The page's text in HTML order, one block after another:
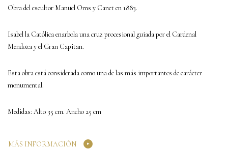
Obra del escultor Manuel Oms y Canet en 1883.
Isabel la Católica enarbola una cruz procesional guiada por el Cardenal
Mendoza y el Gran Capitan.
Esta obra está considerada como una de las más importantes de carácter
monumental.
Medidas: Alto 35 cm. Ancho 25 cm
MÁS INFORMACIÓN